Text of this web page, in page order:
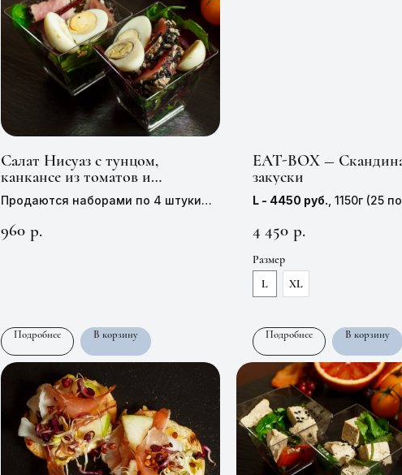
Салат Нисуаз с тунцом,
канкансе из томатов и
перепелиным яйцом
Продаются наборами по 4 штуки
960 р.
Подробнее В корзину
EAT-BOX —
закуски
L - 4450 руб. , 1150г (25
XL - 7250 руб.
4 450 р.
Размер
L
XL
Подробнее В корзину